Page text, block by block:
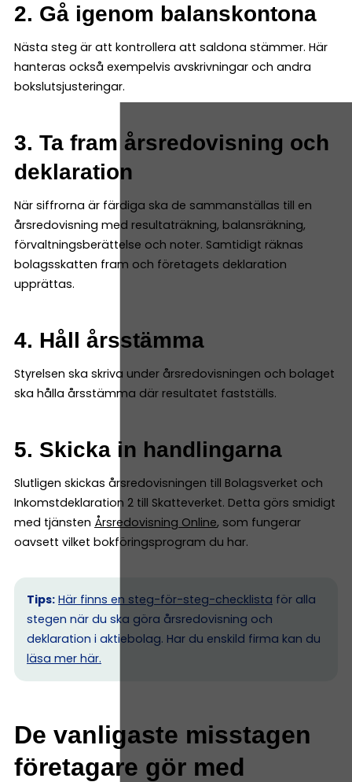
2. Gå igenom balanskontona
Nästa steg är att kontrollera att saldona stämmer. Här
hanteras också exempelvis avskrivningar och andra
bokslutsjusteringar.
3. Ta fram årsredovisning och
deklaration
När siffrorna är färdiga ska de sammanställas till en
årsredovisning med resultaträkning, balansräkning,
förvaltningsberättelse och noter. Samtidigt räknas
bolagsskatten fram och företagets deklaration
upprättas.
4. Håll årsstämma
Styrelsen ska skriva under årsredovisningen och bolaget
ska hålla årsstämma där resultatet fastställs.
5. Skicka in handlingarna
Slutligen skickas årsredovisningen till Bolagsverket och
Inkomstdeklaration 2 till Skatteverket. Detta görs smidigt
med tjänsten Årsredovisning Online, som fungerar
oavsett vilket bokföringsprogram du har.
Tips: Här finns en steg-för-steg-checklista för alla
stegen när du ska göra årsredovisning och
deklaration i aktiebolag. Har du enskild firma kan du
läsa mer här.
De vanligaste misstagen
företagare gör med